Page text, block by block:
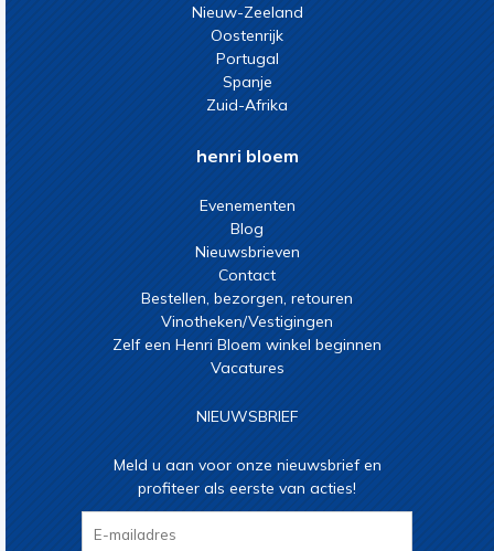
Nieuw-Zeeland
Oostenrijk
Portugal
Spanje
Zuid-Afrika
henri bloem
Evenementen
Blog
Nieuwsbrieven
Contact
Bestellen, bezorgen, retouren
Vinotheken/Vestigingen
Zelf een Henri Bloem winkel beginnen
Vacatures
NIEUWSBRIEF
Meld u aan voor onze nieuwsbrief en
profiteer als eerste van acties!